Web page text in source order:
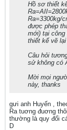
Hồ sơ thiết
Ra=3300kg/
được phép
mới) tại
thiết kế vẽ
Câu hỏi
sử không có
Mời mọi
này, thanks
gưi anh Huyến ,
Ra tuơng đuơng
thường là quy đổi
D